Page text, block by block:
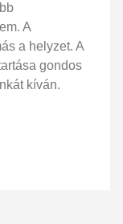
A
a helyzet. A
gondos
kíván.